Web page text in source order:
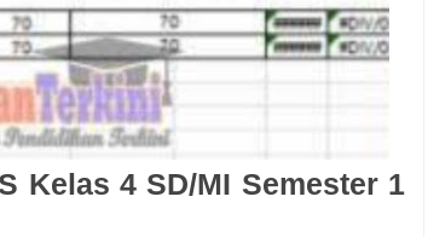
Kelas 4 SD/MI Semester 1